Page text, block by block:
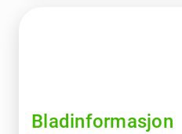
Bladinformasjon